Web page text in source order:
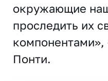
окружающие
проследить их
компонентами»,
Понти.